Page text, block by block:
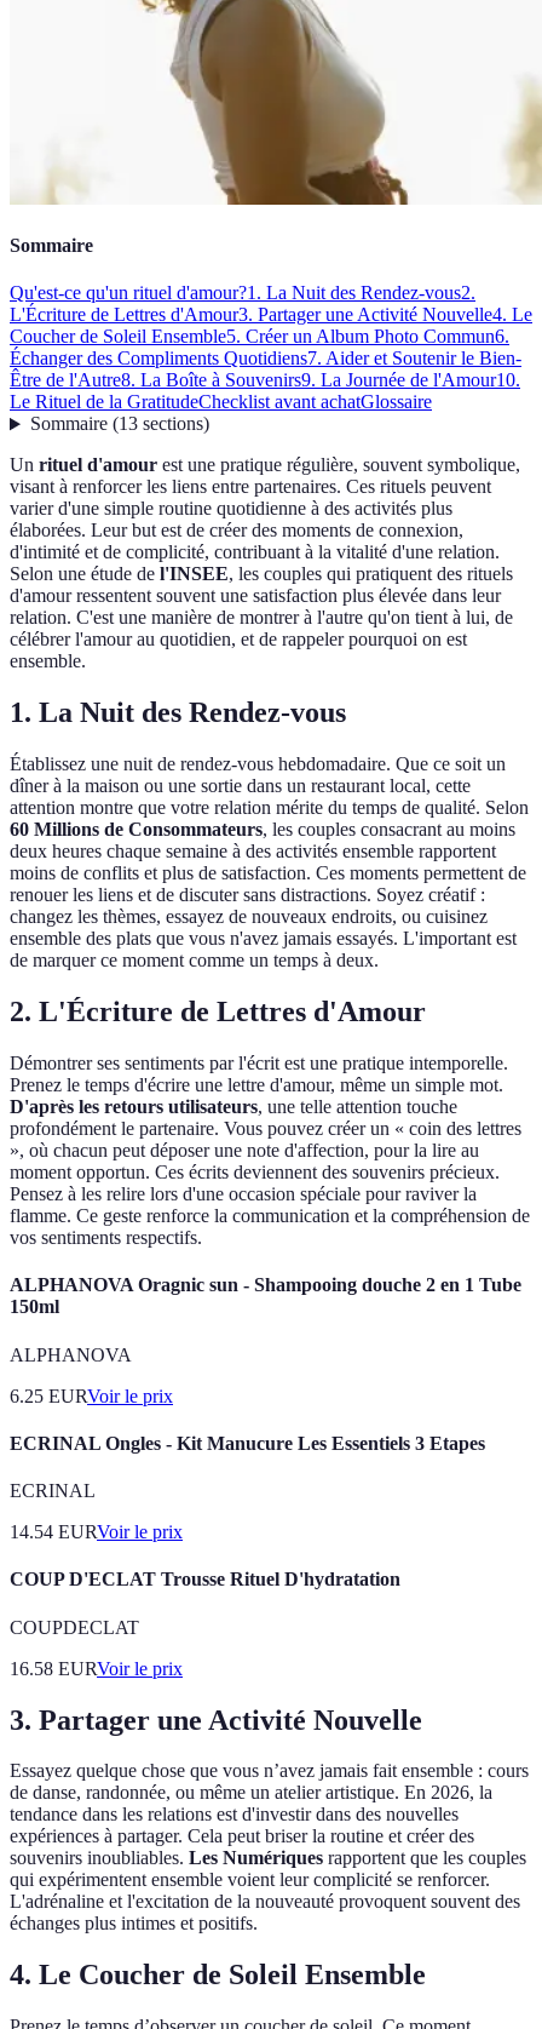
Sommaire
Qu'est-ce qu'un rituel d'amour?1. La Nuit des Rendez-vous2.
L'Écriture de Lettres d'Amour3. Partager une Activité Nouvelle4. Le
Coucher de Soleil Ensemble5. Créer un Album Photo Commun6.
Échanger des Compliments Quotidiens7. Aider et Soutenir le Bien-
Être de l'Autre8. La Boîte à Souvenirs9. La Journée de l'Amour10.
Le Rituel de la GratitudeChecklist avant achatGlossaire
Sommaire(13 sections)
Un rituel d'amour est une pratique régulière, souvent symbolique,
visant à renforcer les liens entre partenaires. Ces rituels peuvent
varier d'une simple routine quotidienne à des activités plus
élaborées. Leur but est de créer des moments de connexion,
d'intimité et de complicité, contribuant à la vitalité d'une relation.
Selon une étude de l'INSEE, les couples qui pratiquent des rituels
d'amour ressentent souvent une satisfaction plus élevée dans leur
relation. C'est une manière de montrer à l'autre qu'on tient à lui, de
célébrer l'amour au quotidien, et de rappeler pourquoi on est
ensemble.
1. La Nuit des Rendez-vous
Établissez une nuit de rendez-vous hebdomadaire. Que ce soit un
dîner à la maison ou une sortie dans un restaurant local, cette
attention montre que votre relation mérite du temps de qualité. Selon
60 Millions de Consommateurs, les couples consacrant au moins
deux heures chaque semaine à des activités ensemble rapportent
moins de conflits et plus de satisfaction. Ces moments permettent de
renouer les liens et de discuter sans distractions. Soyez créatif :
changez les thèmes, essayez de nouveaux endroits, ou cuisinez
ensemble des plats que vous n'avez jamais essayés. L'important est
de marquer ce moment comme un temps à deux.
2. L'Écriture de Lettres d'Amour
Démontrer ses sentiments par l'écrit est une pratique intemporelle.
Prenez le temps d'écrire une lettre d'amour, même un simple mot.
D'après les retours utilisateurs, une telle attention touche
profondément le partenaire. Vous pouvez créer un « coin des lettres
», où chacun peut déposer une note d'affection, pour la lire au
moment opportun. Ces écrits deviennent des souvenirs précieux.
Pensez à les relire lors d'une occasion spéciale pour raviver la
flamme. Ce geste renforce la communication et la compréhension de
vos sentiments respectifs.
ALPHANOVA Oragnic sun - Shampooing douche 2 en 1 Tube
150ml
ALPHANOVA
6.25 EURVoir le prix
ECRINAL Ongles - Kit Manucure Les Essentiels 3 Etapes
ECRINAL
14.54 EURVoir le prix
COUP D'ECLAT Trousse Rituel D'hydratation
COUPDECLAT
16.58 EURVoir le prix
3. Partager une Activité Nouvelle
Essayez quelque chose que vous n’avez jamais fait ensemble : cours
de danse, randonnée, ou même un atelier artistique. En 2026, la
tendance dans les relations est d'investir dans des nouvelles
expériences à partager. Cela peut briser la routine et créer des
souvenirs inoubliables. Les Numériques rapportent que les couples
qui expérimentent ensemble voient leur complicité se renforcer.
L'adrénaline et l'excitation de la nouveauté provoquent souvent des
échanges plus intimes et positifs.
4. Le Coucher de Soleil Ensemble